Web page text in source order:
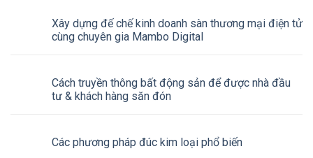
Xây dựng đế chế kinh doanh sàn thương mại điện tử
cùng chuyên gia Mambo Digital
Cách truyền thông bất động sản để được nhà đầu
tư & khách hàng săn đón
Các phương pháp đúc kim loại phổ biến